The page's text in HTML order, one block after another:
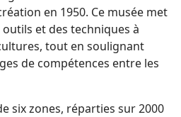
en 1950. Ce musée met
outils et des techniques à
tout en soulignant
de compétences entre les
six zones, réparties sur 2000